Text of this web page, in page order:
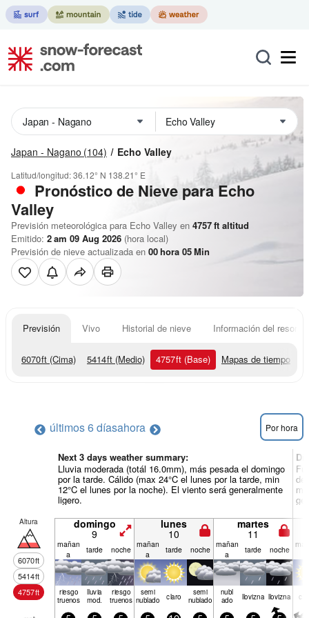
Japan - Nagano (104) Echo Valley
Latitud/longitud:36.12° N 138.21° E
Pronóstico de Nieve para Echo
Valley
Previsión meteorológica para Echo Valley en 4757ft altitud
Emitido: 2 am 09 Aug 2026 (hora local)
Previsión de nieve actualizada en 00hora 05Min
Previsión Vivo Historial de nieve Información del resort
6070ft (Cima) 5414ft (Medio) 4757ft (Base) Mapas de tiempo
últimos 6 díasahora Por hora
Next 3 days weather summary:
Lluvia moderada (totál 16.0mm), más pesada el domingo
por la tarde. Cálido (max 24°C el lunes por la tarde, min
12°C el lunes por la noche). El viento será generalmente
ligero.
Altura
6070ft
5414ft
4757ft
domingo
9
lunes
10
martes
11
mañan
a
tarde noche mañan
a
tarde noche mañan
a
tarde noche
riesgo
truenos
lluvia
mod.
riesgo
truenos
semi
nublado claro semi
nublado
nubl
ado llov­izna llov­izna